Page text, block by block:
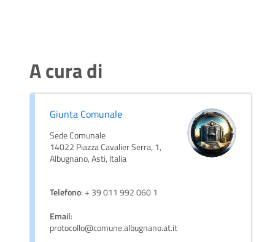
A cura di
Giunta Comunale
Sede Comunale
14022 Piazza Cavalier Serra, 1,
Albugnano, Asti, Italia
Telefono: + 39 011 992 060 1
Email:
protocollo@comune.albugnano.at.it